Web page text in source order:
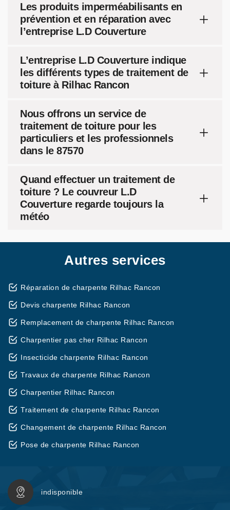
Les produits imperméabilisants en
prévention et en réparation avec
l’entreprise L.D Couverture
L’entreprise L.D Couverture indique
les différents types de traitement de
toiture à Rilhac Rancon
Nous offrons un service de
traitement de toiture pour les
particuliers et les professionnels
dans le 87570
Quand effectuer un traitement de
toiture ? Le couvreur L.D
Couverture regarde toujours la
météo
Autres services
Réparation de charpente Rilhac Rancon
Devis charpente Rilhac Rancon
Remplacement de charpente Rilhac Rancon
Charpentier pas cher Rilhac Rancon
Insecticide charpente Rilhac Rancon
Travaux de charpente Rilhac Rancon
Charpentier Rilhac Rancon
Traitement de charpente Rilhac Rancon
Changement de charpente Rilhac Rancon
Pose de charpente Rilhac Rancon
indisponible